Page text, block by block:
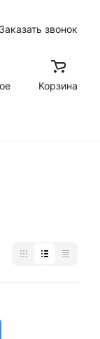
Заказать звонок
Корзина